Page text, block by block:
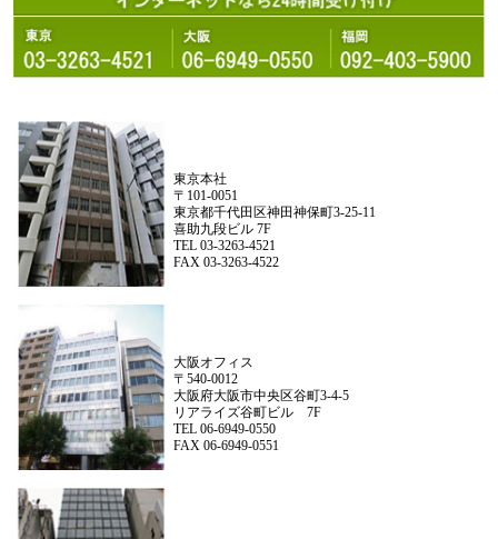
東京本社
〒101-0051
東京都千代田区神田神保町3-25-11
喜助九段ビル 7F
TEL 03-3263-4521
FAX 03-3263-4522
大阪オフィス
〒540-0012
大阪府大阪市中央区谷町3-4-5
リアライズ谷町ビル 7F
TEL 06-6949-0550
FAX 06-6949-0551